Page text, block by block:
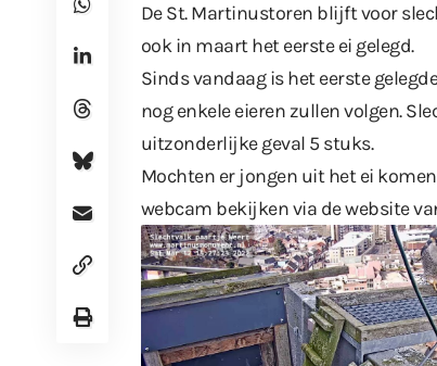
De St. Martinustoren blijft voor
ook in maart het eerste ei gelegd.
Sinds vandaag is het eerste
nog enkele eieren zullen volgen.
uitzonderlijke geval 5 stuks.
Mochten er jongen uit het ei
webcam bekijken via de website